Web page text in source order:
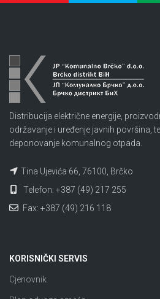
Distribucija električne energije,
održavanje i uređenje javnih površina,
deponovanje komunalnog otpada.
Tina Ujevića 66, 76100, Brčko
Telefon: +387 (49) 217 255
Fax: +387 (49) 216 118
KORISNIČKI SERVIS
Cjenovnik